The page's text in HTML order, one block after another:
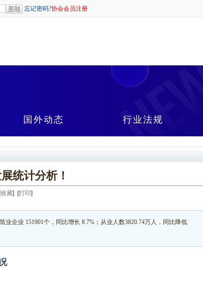
国外动态 行业法规
统计分析！
收藏] [打印]
企业 151901个，同比增长 8.7%；从业人数3820.74万人，同比降低